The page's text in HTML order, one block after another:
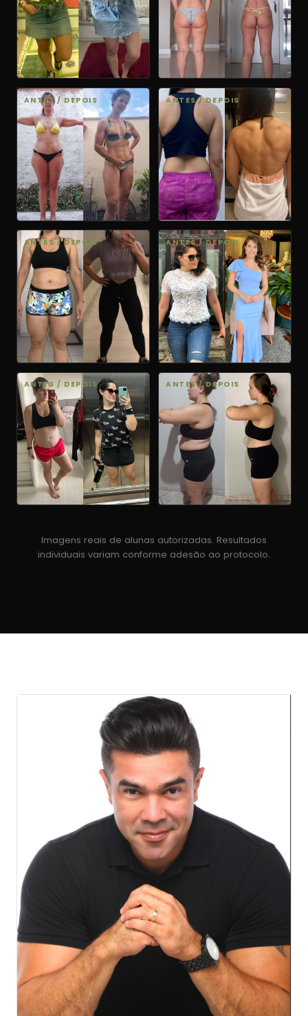
Imagens reais de alunas autorizadas. Resultados
individuais variam conforme adesão ao protocolo.